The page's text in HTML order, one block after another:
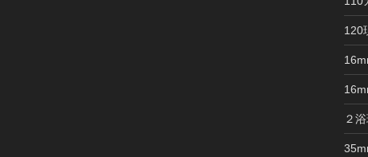
120
２